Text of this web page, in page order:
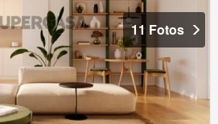
11 Fotos